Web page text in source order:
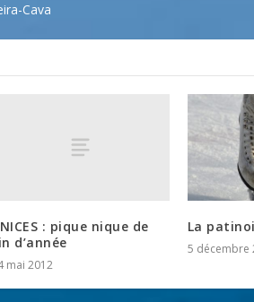
Cava
: pique nique de
d’année
mai 2012
La
5 décembre